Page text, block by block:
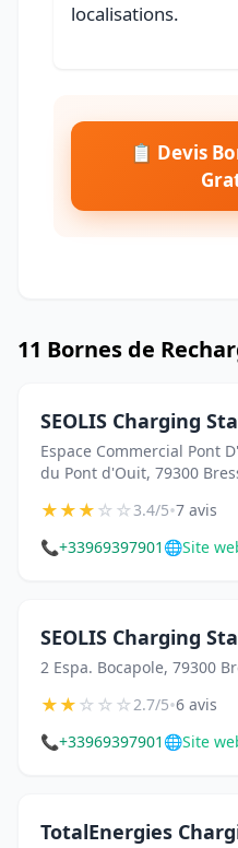
localisations.
📋 Devis
11 Bornes de
SEOLIS Charging
Espace Commercial Pont
du Pont d'Ouit, 79300
★★★☆☆3.4/5•7 avis
📞+33969397901 🌐Site
SEOLIS Charging
2 Espa. Bocapole, 79300
★★☆☆☆2.7/5•6 avis
📞+33969397901 🌐Site
TotalEnergies